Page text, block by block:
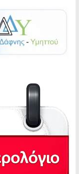
(1) έτος